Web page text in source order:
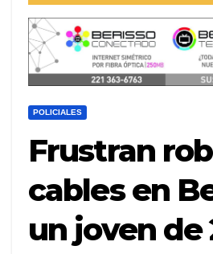
POLICIALES
Frustran
cables en
un joven de